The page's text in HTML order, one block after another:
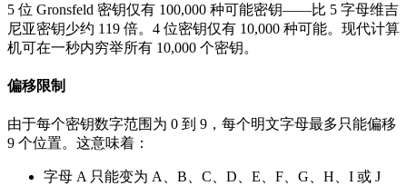
5 位 Gronsfeld 密钥仅有 100,000 种可能密钥——比 5 字母维吉
尼亚密钥少约 119 倍。4 位密钥仅有 10,000 种可能。现代计算
机可在一秒内穷举所有 10,000 个密钥。
偏移限制
由于每个密钥数字范围为 0 到 9，每个明文字母最多只能偏移
9 个位置。这意味着：
字母 A 只能变为 A、B、C、D、E、F、G、H、I 或 J